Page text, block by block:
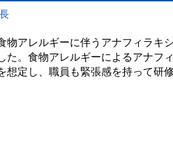
物アレルギーに伴うアナフィラキ
た。食物アレルギーによるアナフ
想定し、職員も緊張感を持って研